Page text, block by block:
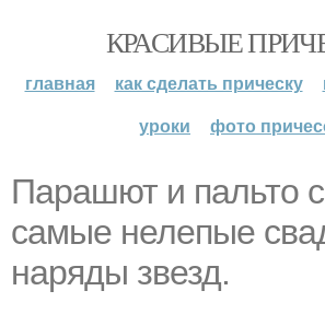
КРАСИВЫЕ
главная как сделать прическу
уроки
фото
Парашют и пальто
самые нелепые
наряды звезд.